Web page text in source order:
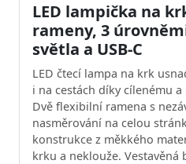
LED lampička na
rameny, 3
světla a USB-C
LED čtecí lampa na krk
i na cestách díky cílenému
Dvě flexibilní ramena s
nasměrování na celou
konstrukce z měkkého
krku a neklouže. Vestavěná